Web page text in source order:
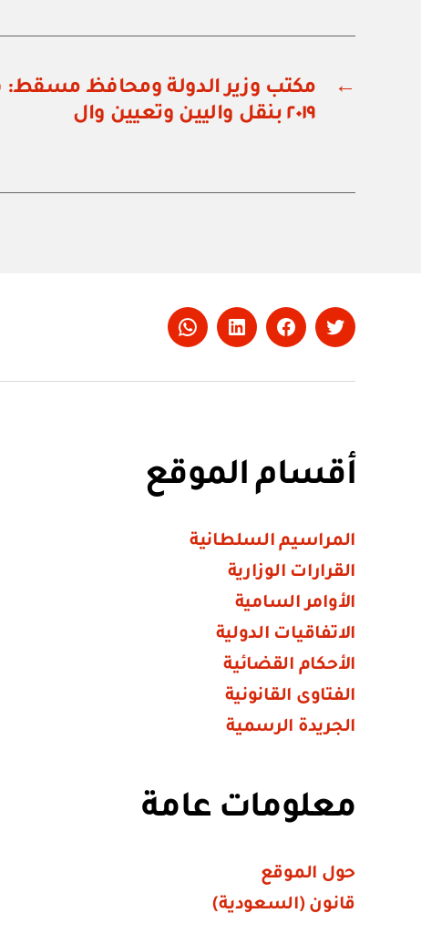
←
٢٠١٩ بنقل واليين وتعيين وال
Twitter
Facebook
LinkedIn
Whatsapp
أقسام الموقع
المراسيم السلطانية
القرارات الوزارية
الأوامر السامية
الاتفاقيات الدولية
الأحكام القضائية
الفتاوى القانونية
الجريدة الرسمية
معلومات عامة
حول الموقع
قانون (السعودية)